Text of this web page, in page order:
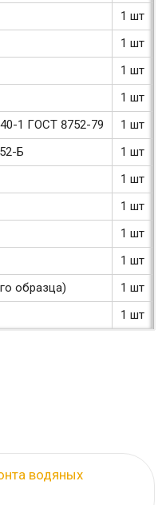
1 шт
1 шт
1 шт
1 шт
1 ГОСТ 8752-79
1 шт
Б
1 шт
1 шт
1 шт
1 шт
1 шт
образца)
1 шт
1 шт
водяных